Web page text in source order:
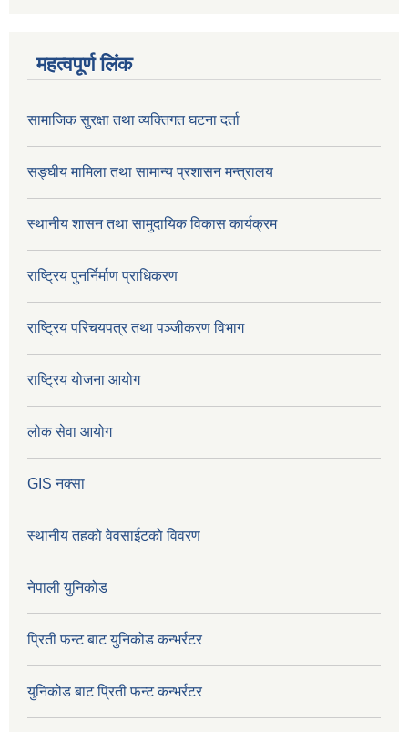
महत्वपूर्ण लिंक
सामाजिक सुरक्षा तथा व्यक्तिगत घटना दर्ता
सङ्घीय मामिला तथा सामान्य प्रशासन मन्त्रालय
स्थानीय शासन तथा सामुदायिक विकास कार्यक्रम
राष्ट्रिय पुनर्निर्माण प्राधिकरण
राष्ट्रिय परिचयपत्र तथा पञ्जीकरण विभाग
राष्ट्रिय योजना आयोग
लोक सेवा आयोग
GIS नक्सा
स्थानीय तहको वेवसाईटको विवरण
नेपाली युनिकोड
प्रिती फन्ट बाट युनिकोड कन्भर्रटर
युनिकोड बाट प्रिती फन्ट कन्भर्रटर